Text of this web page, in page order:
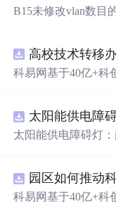
B15未修改vlan数目
科易网基于40亿+科
新领域的AI+数智化
智能化发展。
太阳能供电障碍灯
园区如何推动
科易网基于40亿+科